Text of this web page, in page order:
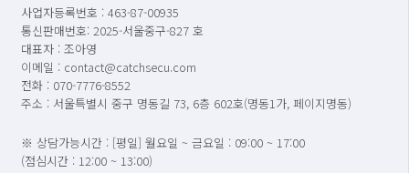
사업자등록번호 : 463-87-00935
통신판매번호: 2025-서울중구-827 호
대표자 : 조아영
이메일 : contact@catchsecu.com
전화 : 070-7776-8552
주소 : 서울특별시 중구 명동길 73, 6층 602호(명동1가, 페이지명동)
※ 상담가능시간 : [평일] 월요일 ~ 금요일 : 09:00 ~ 17:00
(점심시간 : 12:00 ~ 13:00)